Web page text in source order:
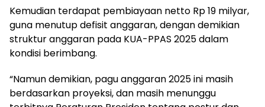
Kemudian terdapat pembiayaan netto Rp 19 milyar,
guna menutup defisit anggaran, dengan demikian
struktur anggaran pada KUA-PPAS 2025 dalam
kondisi berimbang.
“Namun demikian, pagu anggaran 2025 ini masih
berdasarkan proyeksi, dan masih menunggu